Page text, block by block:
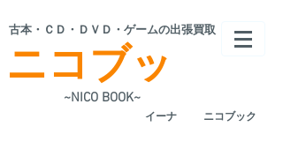
~NICO BOOK~
ニコブッ
​古本・ＣＤ・ＤＶＤ・ゲームの出張買取
​イーナ ニコブック